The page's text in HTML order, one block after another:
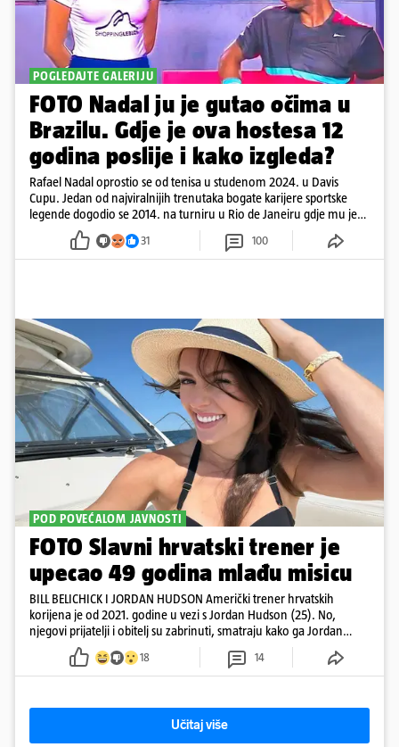
POGLEDAJTE GALERIJU
FOTO Nadal ju je gutao očima u
Brazilu. Gdje je ova hostesa 12
godina poslije i kako izgleda?
Rafael Nadal oprostio se od tenisa u studenom 2024. u Davis
Cupu. Jedan od najviralnijih trenutaka bogate karijere sportske
legende dogodio se 2014. na turniru u Rio de Janeiru gdje mu je
pažnju odvlačila ljepotica iza klupe
31 100
POD POVEĆALOM JAVNOSTI
FOTO Slavni hrvatski trener je
upecao 49 godina mlađu misicu
BILL BELICHICK I JORDAN HUDSON Američki trener hrvatskih
korijena je od 2021. godine u vezi s Jordan Hudson (25). No,
njegovi prijatelji i obitelj su zabrinuti, smatraju kako ga Jordan
kontrolira
18 14
Učitaj više